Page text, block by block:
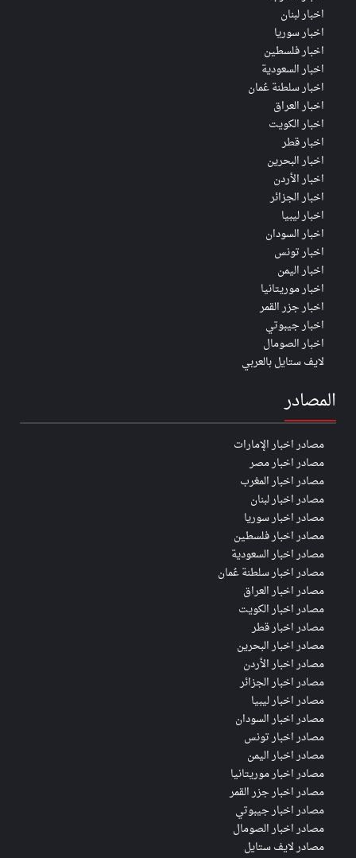
اخبار لبنان
اخبار سوريا
اخبار فلسطين
اخبار السعودية
اخبار سلطنة عُمان
اخبار العراق
اخبار الكويت
اخبار قطر
اخبار البحرين
اخبار الأردن
اخبار الجزائر
اخبار ليبيا
اخبار السودان
اخبار تونس
اخبار اليمن
اخبار موريتانيا
اخبار جزر القمر
اخبار جيبوتي
اخبار الصومال
لايف ستايل بالعربي
المصادر
مصادر اخبار الإمارات
مصادر اخبار مصر
مصادر اخبار المغرب
مصادر اخبار لبنان
مصادر اخبار سوريا
مصادر اخبار فلسطين
مصادر اخبار السعودية
مصادر اخبار سلطنة عُمان
مصادر اخبار العراق
مصادر اخبار الكويت
مصادر اخبار قطر
مصادر اخبار البحرين
مصادر اخبار الأردن
مصادر اخبار الجزائر
مصادر اخبار ليبيا
مصادر اخبار السودان
مصادر اخبار تونس
مصادر اخبار اليمن
مصادر اخبار موريتانيا
مصادر اخبار جزر القمر
مصادر اخبار جيبوتي
مصادر اخبار الصومال
مصادر لايف ستايل